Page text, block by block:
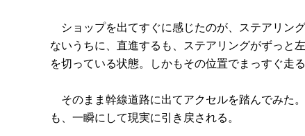
ショップを出てすぐに感じたのが、ステアリン
ないうちに、直進するも、ステアリングがずっと
を切っている状態。しかもその位置でまっすぐ走
そのまま幹線道路に出てアクセルを踏んでみた
も、一瞬にして現実に引き戻される。